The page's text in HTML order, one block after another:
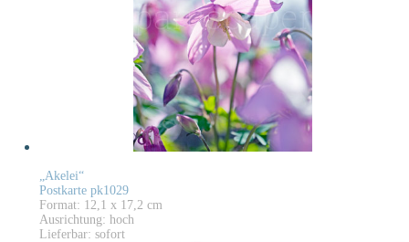
„Akelei“
Postkarte pk1029
Format: 12,1 x 17,2 cm
Ausrichtung: hoch
Lieferbar: sofort